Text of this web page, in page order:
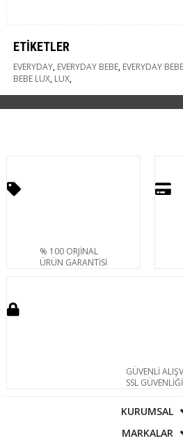
ETIKETLER
EVERYDAY, EVERYDAY BEBE, EVERYDAY
BEBE LUX, LUX,
% 100 ORJİNAL
ÜRÜN GARANTİSİ
GÜVENLİ
SSL GÜVENLİĞİ
KURUMSAL
MARKALAR